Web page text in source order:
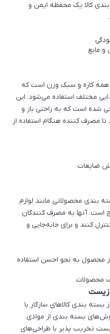
کالا یک محفظه ایمن و
و مایع
همه کاره و سبک وزن است که
مختلف استفاده می‌شود. این
شده است که به راحتی باز و
مصرف کننده هنگام استفاده از
ضایعات
بندی محصولاتی مانند لوازم
است. آنها به مصرف کنندگان
کنند و برای جابه‌جایی و
محصول به نحو احسن استفاده
محصولات
زیست
بسته بندی کالاهای سازگار با
بسته بندی از موادی
تخریب پذیر با طراحی‌های